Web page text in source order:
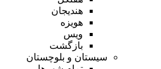
هندیجان
هویزه
ویس
بازگشت
سیستان و بلوچستان